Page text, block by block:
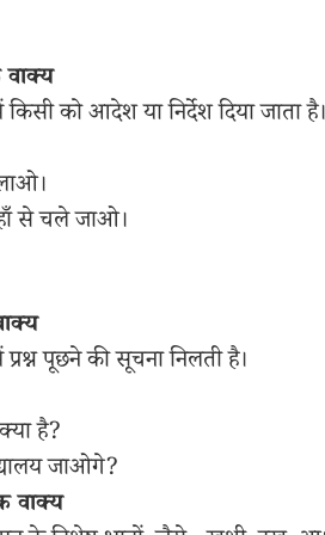
को आदेश या निर्देश दिया जाता है।
से चले जाओ।
पूछने की सूचना निलती है।
है?
जाओगे?
वाक्य